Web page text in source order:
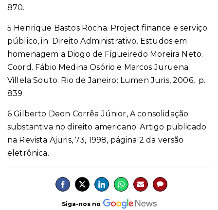
870.
5 Henrique Bastos Rocha. Project finance e serviço
público, in Direito Administrativo. Estudos em
homenagem a Diogo de Figueiredo Moreira Neto.
Coord. Fábio Medina Osório e Marcos Juruena
Villela Souto. Rio de Janeiro: Lumen Juris, 2006, p.
839.
6 Gilberto Deon Corrêa Júnior, A consolidação
substantiva no direito americano. Artigo publicado
na Revista Ajuris, 73, 1998, página 2 da versão
eletrônica.
Siga-nos no